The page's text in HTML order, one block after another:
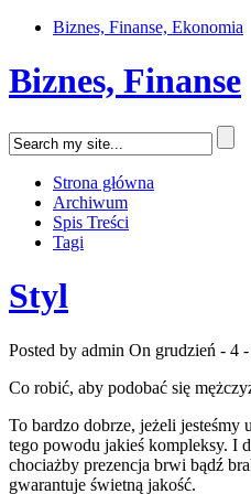
Biznes, Finanse, Ekonomia
Biznes, Finanse
Strona główna
Archiwum
Spis Treści
Tagi
Styl
Posted by admin On grudzień - 4
Co robić, aby podobać się
To bardzo dobrze, jeżeli jesteśmy
tego powodu jakieś kompleksy. I
chociażby prezencja brwi bądź
gwarantuje świetną jakość.